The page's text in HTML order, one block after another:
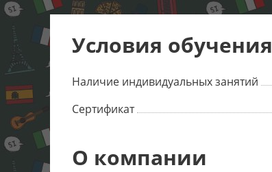
Условия обучения
Наличие индивидуальных занятий
Сертификат
О компании